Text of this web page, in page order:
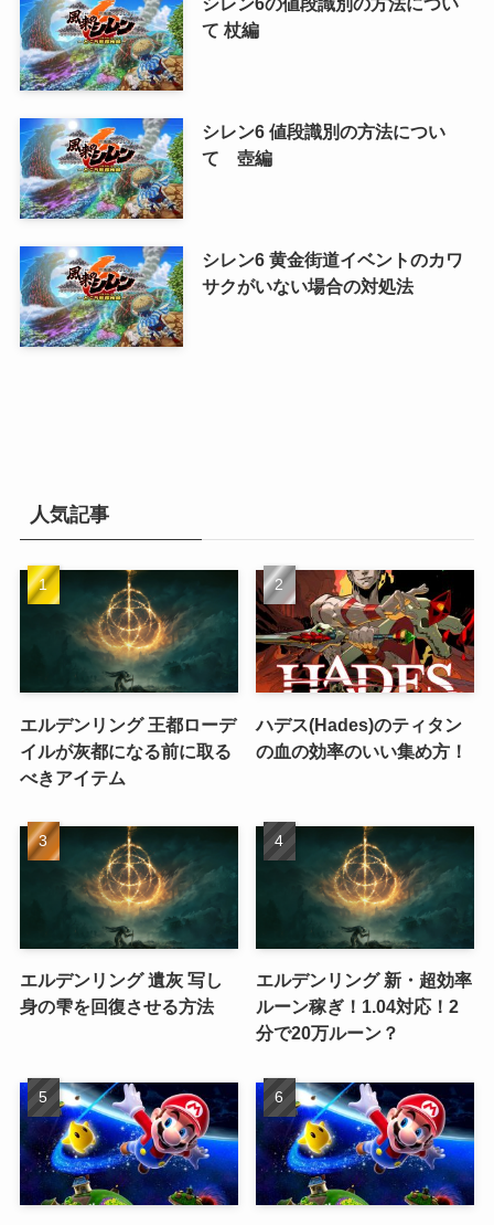
て 杖編
シレン6 値段識別の方法につい
て 壺編
シレン6 黄金街道イベントのカワ
サクがいない場合の対処法
人気記事
エルデンリング 王都ローデ
イルが灰都になる前に取る
べきアイテム
ハデス(Hades)のティタン
の血の効率のいい集め方！
エルデンリング 遺灰 写し
身の雫を回復させる方法
エルデンリング 新・超効率
ルーン稼ぎ！1.04対応！2
分で20万ルーン？